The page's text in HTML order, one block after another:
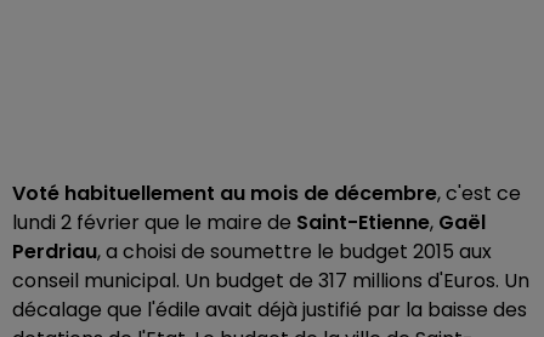
Voté habituellement au mois de décembre, c'est ce
lundi 2 février que le maire de Saint-Etienne, Gaël
Perdriau, a choisi de soumettre le budget 2015 aux
conseil municipal. Un budget de 317 millions d'Euros. Un
décalage que l'édile avait déjà justifié par la baisse des